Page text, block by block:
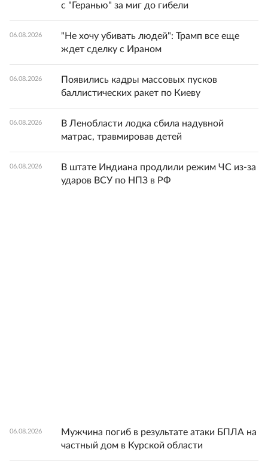
с "Геранью" за миг до гибели
06.08.2026
"Не хочу убивать людей": Трамп все еще
ждет сделку с Ираном
06.08.2026
Появились кадры массовых пусков
баллистических ракет по Киеву
06.08.2026
В Ленобласти лодка сбила надувной
матрас, травмировав детей
06.08.2026
В штате Индиана продлили режим ЧС из-за
ударов ВСУ по НПЗ в РФ
06.08.2026
Мужчина погиб в результате атаки БПЛА на
частный дом в Курской области